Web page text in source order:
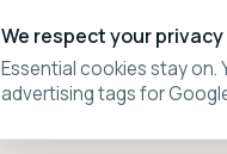
We respect your privacy
Essential cookies stay on.
advertising tags for